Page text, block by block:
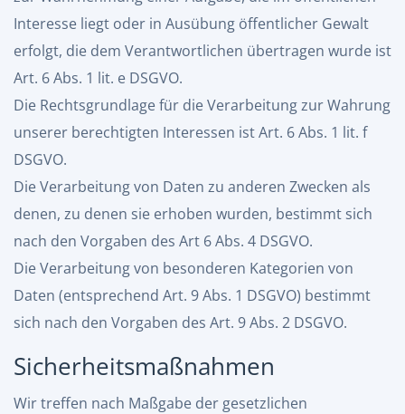
Interesse liegt oder in Ausübung öffentlicher Gewalt
erfolgt, die dem Verantwortlichen übertragen wurde ist
Art. 6 Abs. 1 lit. e DSGVO.
Die Rechtsgrundlage für die Verarbeitung zur Wahrung
unserer berechtigten Interessen ist Art. 6 Abs. 1 lit. f
DSGVO.
Die Verarbeitung von Daten zu anderen Zwecken als
denen, zu denen sie erhoben wurden, bestimmt sich
nach den Vorgaben des Art 6 Abs. 4 DSGVO.
Die Verarbeitung von besonderen Kategorien von
Daten (entsprechend Art. 9 Abs. 1 DSGVO) bestimmt
sich nach den Vorgaben des Art. 9 Abs. 2 DSGVO.
Sicherheitsmaßnahmen
Wir treffen nach Maßgabe der gesetzlichen